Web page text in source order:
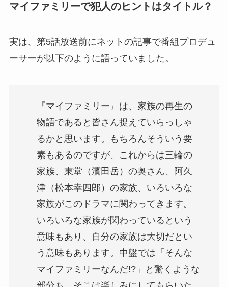
マイファミリーで犯人のヒントはタイトル？
実は、第5話放送前にネットの記事で番組プロデュ
ーサーが以下のように語っていました。
『マイファミリー』は、家族の再生の
物語であると皆さん捉えていらっしゃ
るかと思います。もちろんそういう要
素もあるのですが、これからは三輪の
家族、東堂（濱田岳）の奥さん、阿久
津（松本幸四郎）の家族、いろいろな
家族がこのドラマに関わってきます。
いろいろな家族が関わっているという
意味もあり、自分の家族は大切だとい
う意味もあります。中盤では「そんな
マイファミリーなんだ!?」と驚くような